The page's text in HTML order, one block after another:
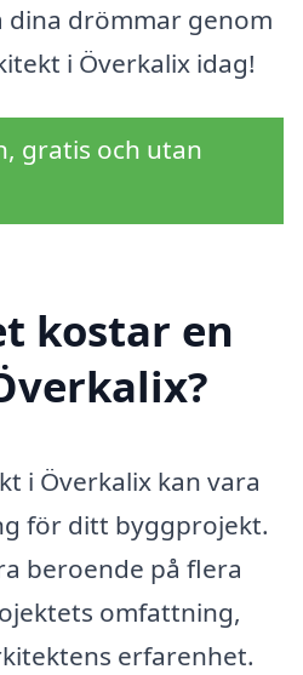
drömmar genom
i Överkalix idag!
gratis och utan
kostar en
i Överkalix kan vara
för ditt byggprojekt.
beroende på flera
omfattning,
erfarenhet.